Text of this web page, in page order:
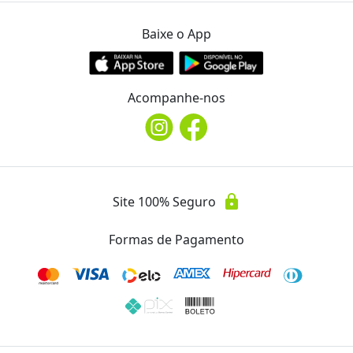
(43) 98869.8363
Instagram
@garage43burgers
Essa oferta ainda não possui avaliações.
Baixe o App
Acompanhe-nos
Site 100% Seguro lock
Formas de Pagamento